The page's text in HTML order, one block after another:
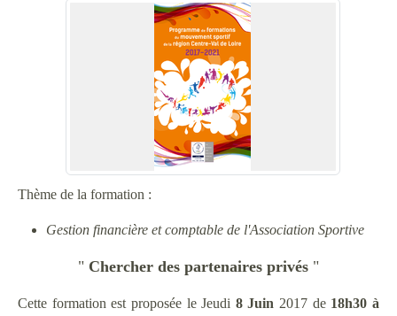
Thème de la formation :
Gestion financière et comptable de l'Association Sportive
" Chercher des partenaires privés "
Cette formation est proposée le Jeudi 8 Juin 2017 de 18h30 à